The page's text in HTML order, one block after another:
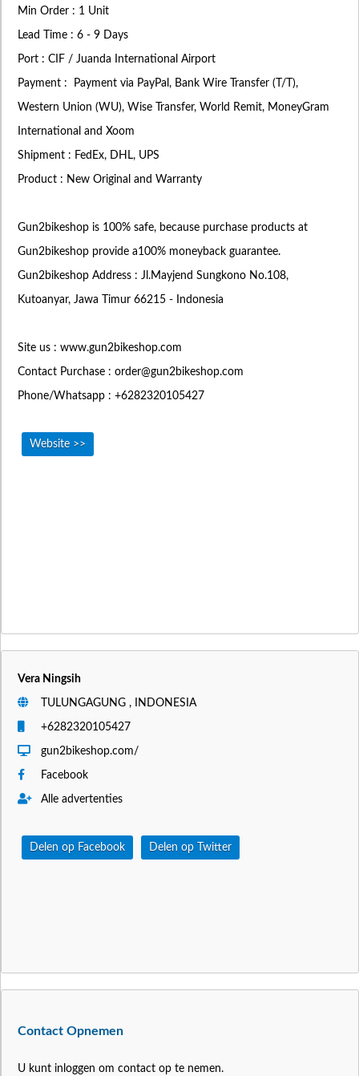
Min Order : 1 Unit
Lead Time : 6 - 9 Days
Port : CIF / Juanda International Airport
Payment : Payment via PayPal, Bank Wire Transfer (T/T),
Western Union (WU), Wise Transfer, World Remit, MoneyGram
International and Xoom
Shipment : FedEx, DHL, UPS
Product : New Original and Warranty
Gun2bikeshop is 100% safe, because purchase products at
Gun2bikeshop provide a100% moneyback guarantee.
Gun2bikeshop Address : Jl.Mayjend Sungkono No.108,
Kutoanyar, Jawa Timur 66215 - Indonesia
Site us : www.gun2bikeshop.com
Contact Purchase : order@gun2bikeshop.com
Phone/Whatsapp : +6282320105427
Website >>
Vera Ningsih
TULUNGAGUNG , INDONESIA
+6282320105427
gun2bikeshop.com/
Facebook
Alle advertenties
Delen op Facebook Delen op Twitter
Contact Opnemen
U kunt inloggen om contact op te nemen.